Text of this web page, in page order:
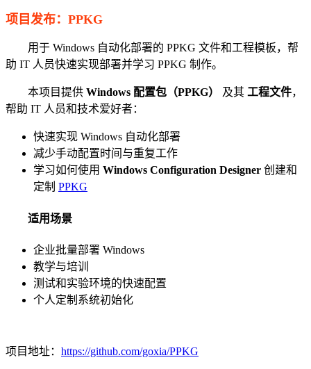
项目发布：PPKG
用于 Windows 自动化部署的 PPKG 文件和工程模板，帮
助 IT 人员快速实现部署并学习 PPKG 制作。
本项目提供 Windows 配置包（PPKG） 及其 工程文件，
帮助 IT 人员和技术爱好者：
快速实现 Windows 自动化部署
减少手动配置时间与重复工作
学习如何使用 Windows Configuration Designer 创建和
定制 PPKG
适用场景
企业批量部署 Windows
教学与培训
测试和实验环境的快速配置
个人定制系统初始化
项目地址： https://github.com/goxia/PPKG